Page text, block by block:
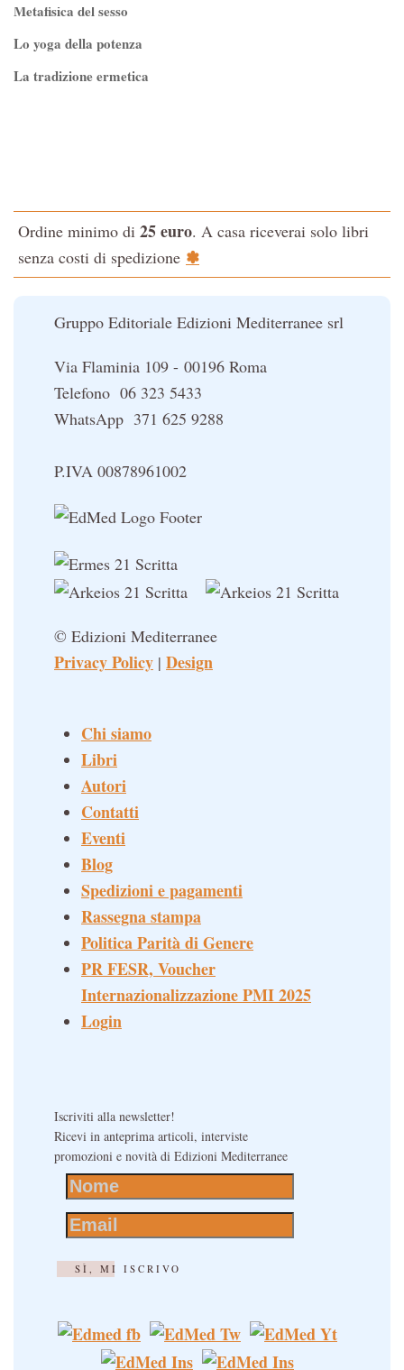
Metafisica del sesso
Lo yoga della potenza
La tradizione ermetica
La Cabala
Il potere del serpente
Ordine minimo di 25 euro. A casa riceverai solo libri
senza costi di spedizione ✽
Gruppo Editoriale Edizioni Mediterranee srl
Via Flaminia 109 - 00196 Roma
Telefono 06 323 5433
WhatsApp 371 625 9288
P.IVA 00878961002
© Edizioni Mediterranee
Privacy Policy | Design
Chi siamo
Libri
Autori
Contatti
Eventi
Blog
Spedizioni e pagamenti
Rassegna stampa
Politica Parità di Genere
PR FESR, Voucher
Internazionalizzazione PMI 2025
Login
Iscriviti alla newsletter!
Ricevi in anteprima articoli, interviste
promozioni e novità di Edizioni Mediterranee
SÌ, MI ISCRIVO